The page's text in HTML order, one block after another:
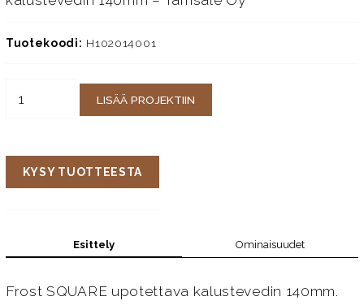
Tuotekoodi: H102014001
LISÄÄ PROJEKTIIN
KYSY TUOTTEESTA
Esittely Ominaisuudet
Frost SQUARE upotettava kalustevedin 140mm.